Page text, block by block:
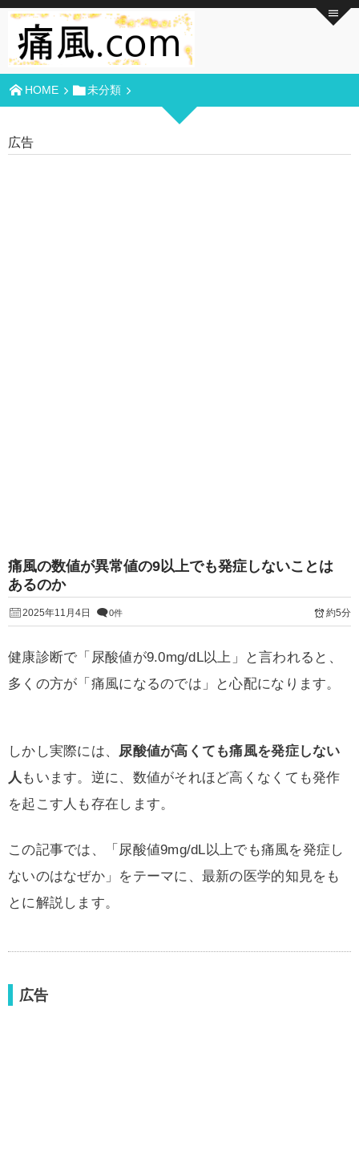
HOME 未分類
広告
痛風の数値が異常値の9以上でも発症しないことは
あるのか
2025年11月4日 0件 約5分
健康診断で「尿酸値が9.0mg/dL以上」と言われると、
多くの方が「痛風になるのでは」と心配になります。
しかし実際には、 尿酸値が高くても痛風を発症しない
人 もいます。逆に、数値がそれほど高くなくても発作
を起こす人も存在します。
この記事では、「尿酸値9mg/dL以上でも痛風を発症し
ないのはなぜか」をテーマに、最新の医学的知見をも
とに解説します。
広告